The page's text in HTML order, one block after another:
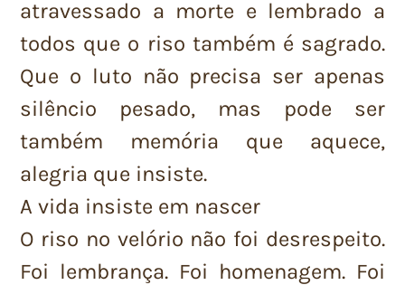
atravessado a morte e lembrado a
todos que o riso também é sagrado.
Que o luto não precisa ser apenas
silêncio pesado, mas pode ser
também memória que aquece,
alegria que insiste.
A vida insiste em nascer
O riso no velório não foi desrespeito.
Foi lembrança. Foi homenagem. Foi